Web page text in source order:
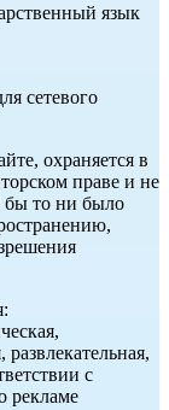
язык
сетевого
охраняется в
праве и не
бы то ни было
с
рекламе